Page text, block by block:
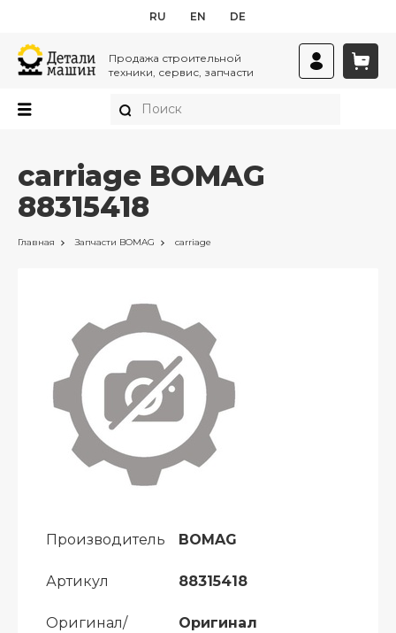
RU EN DE
Продажа строительной
техники, сервис, запчасти
carriage BOMAG
88315418
Главная Запчасти BOMAG carriage
Производитель BOMAG
Артикул 88315418
Оригинал/
Оригинал